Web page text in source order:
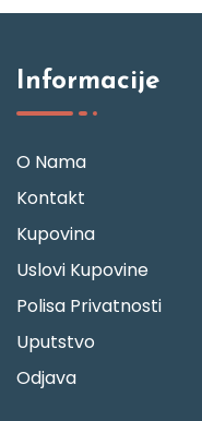
Informacije
O Nama
Kontakt
Kupovina
Uslovi Kupovine
Polisa Privatnosti
Uputstvo
Odjava